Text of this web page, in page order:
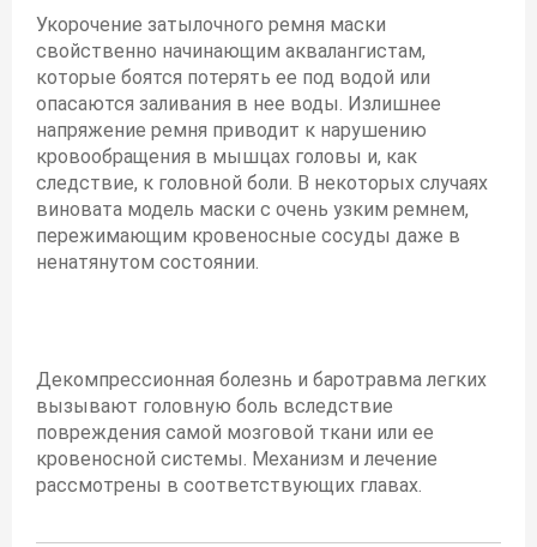
Укорочение затылочного ремня маски
свойственно начинающим аквалангистам,
которые боятся потерять ее под водой или
опасаются заливания в нее воды. Излишнее
напряжение ремня приводит к нарушению
кровообращения в мышцах головы и, как
следствие, к головной боли. В некоторых случаях
виновата модель маски с очень узким ремнем,
пережимающим кровеносные сосуды даже в
ненатянутом состоянии.
Декомпрессионная болезнь и баротравма легких
вызывают головную боль вследствие
повреждения самой мозговой ткани или ее
кровеносной системы. Механизм и лечение
рассмотрены в соответствующих главах.